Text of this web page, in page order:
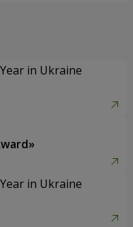
in Ukraine
in Ukraine